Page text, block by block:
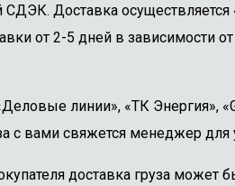
Доставка
от 2-5 дней в зависимости
линии», «ТК Энергия»,
вами свяжется менеджер для
доставка груза может